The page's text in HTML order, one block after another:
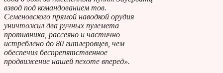
взвод под командованием тов.
Семеновского прямой наводкой орудия
уничтожил два ручных пулемета
противника, рассеяно и частично
истреблено до 80 гитлеровцев, чем
обеспечил беспрепятственное
продвижение нашей пехоте вперед».